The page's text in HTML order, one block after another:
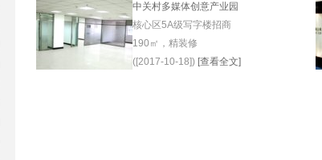
中关村多媒体创意产业园
核心区5A级写字楼招商
190㎡，精装修
([2017-10-18]) [查看全文]